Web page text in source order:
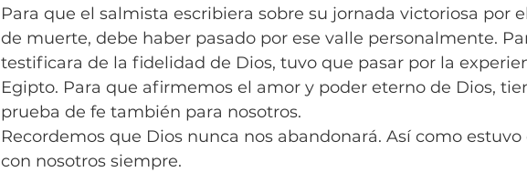
Para que el salmista escribiera sobre su jornada victoriosa por
de muerte, debe haber pasado por ese valle personalmente.
testificara de la fidelidad de Dios, tuvo que pasar por la
Egipto. Para que afirmemos el amor y poder eterno de Dios,
prueba de fe también para nosotros.
Recordemos que Dios nunca nos abandonará. Así como estuvo
con nosotros siempre.